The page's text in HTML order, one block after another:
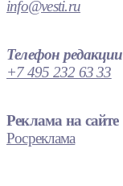
info@vesti.ru
Телефон редакции
+7 495 232 63 33
Реклама на сайте
Росреклама